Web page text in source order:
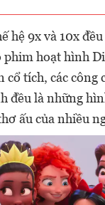
hệ 9x và 10x
hoạt hình
cổ tích, các công
đều là những
ấu của nhiều